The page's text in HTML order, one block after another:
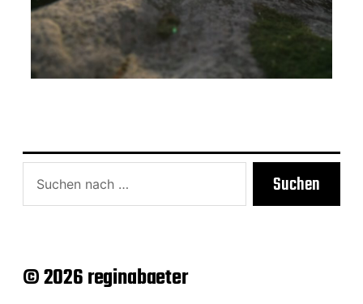
Suchen
© 2026 reginabaeter